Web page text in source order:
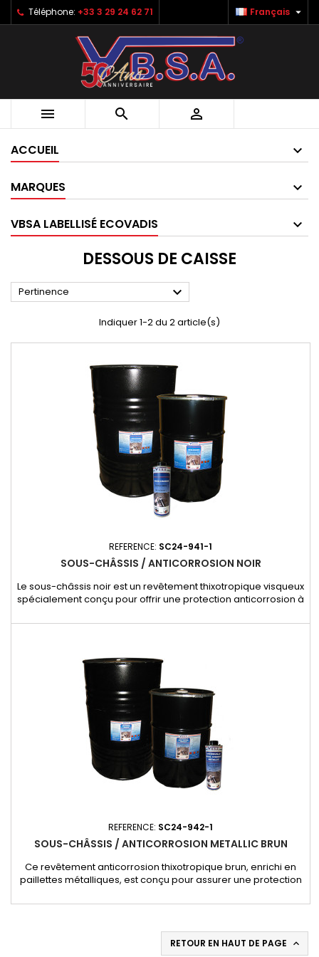
Téléphone: +33 3 29 24 62 71 Français 
  
ACCUEIL
MARQUES
VBSA LABELLISÉ ECOVADIS
DESSOUS DE CAISSE
Pertinence 
Indiquer 1-2 du 2 article(s)
REFERENCE: SC24-941-1
SOUS-CHÂSSIS / ANTICORROSION NOIR
Le sous-châssis noir est un revêtement thixotropique visqueux
spécialement conçu pour offrir une protection anticorrosion à
assure une protection efficace contre l’humidité, la rouille et
REFERENCE: SC24-942-1
SOUS-CHÂSSIS / ANTICORROSION METALLIC BRUN
Ce revêtement anticorrosion thixotropique brun, enrichi en
paillettes métalliques, est conçu pour assurer une protection
structures en fer et acier exposés à des environnements
contre la rouille, idéale pour le transport et le stockage...
RETOUR EN HAUT DE PAGE 